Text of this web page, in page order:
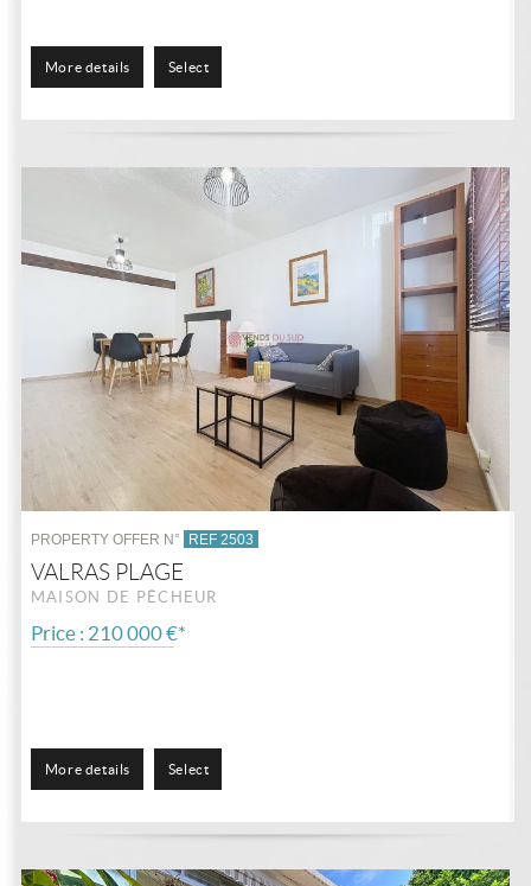
More details Select
PROPERTY OFFER N° REF 2503
VALRAS PLAGE
MAISON DE PÊCHEUR
Price : 210 000 €*
More details Select